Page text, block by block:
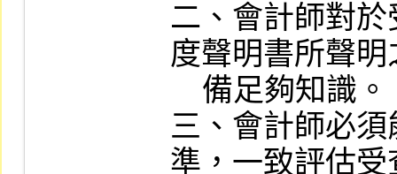
二、會計師對
度聲明書所聲
三、會計師必
準，一致評估